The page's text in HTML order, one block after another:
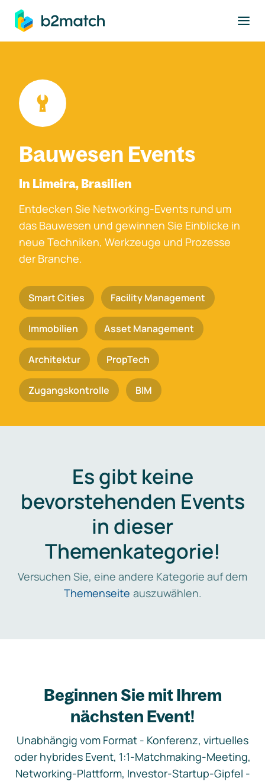
springen
Bauwesen Events
In Limeira, Brasilien
Entdecken Sie Networking-Events rund um
das Bauwesen und gewinnen Sie Einblicke in
neue Techniken, Werkzeuge und Prozesse
der Branche.
Smart Cities Facility Management
Immobilien Asset Management
Architektur PropTech
Zugangskontrolle BIM
Es gibt keine
bevorstehenden Events
in dieser
Themenkategorie!
Versuchen Sie, eine andere Kategorie auf dem
Themenseite auszuwählen.
Beginnen Sie mit Ihrem
nächsten Event!
Unabhängig vom Format - Konferenz, virtuelles
oder hybrides Event, 1:1-Matchmaking-Meeting,
Networking-Plattform, Investor-Startup-Gipfel -